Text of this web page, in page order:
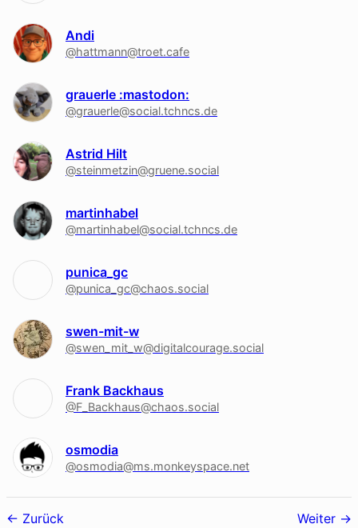
Andi
@hattmann@troet.cafe
grauerle :mastodon:
@grauerle@social.tchncs.de
Astrid Hilt
@steinmetzin@gruene.social
martinhabel
@martinhabel@social.tchncs.de
punica_gc
@punica_gc@chaos.social
swen-mit-w
@swen_mit_w@digitalcourage.social
Frank Backhaus
@F_Backhaus@chaos.social
osmodia
@osmodia@ms.monkeyspace.net
Follower-
Zurück Weiter